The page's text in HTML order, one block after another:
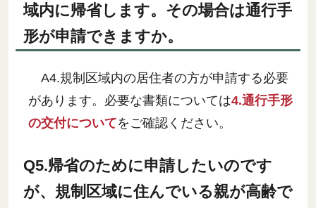
域内に帰省します。その場合は通行手
形が申請できますか。
A4.規制区域内の居住者の方が申請する必要
があります。必要な書類については4.通行手形
の交付についてをご確認ください。
Q5.帰省のために申請したいのです
が、規制区域に住んでいる親が高齢で